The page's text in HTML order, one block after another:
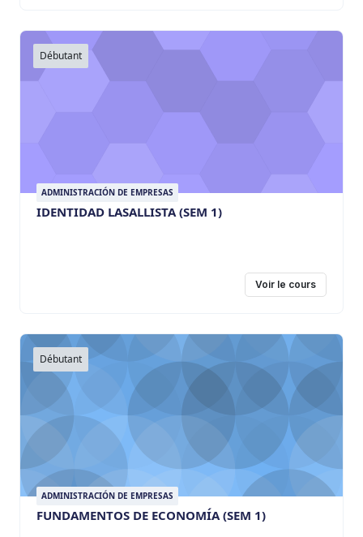
Débutant
ADMINISTRACIÓN DE EMPRESAS
IDENTIDAD LASALLISTA (SEM 1)
Voir le cours
Débutant
ADMINISTRACIÓN DE EMPRESAS
FUNDAMENTOS DE ECONOMÍA (SEM 1)